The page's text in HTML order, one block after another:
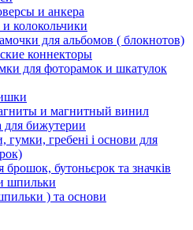
и анкера
колокольчики
для альбомов ( блокнотов)
коннекторы
для фоторамок и шкатулок
и магнитный винил
бижутерии
гребені і основи для
бутоньєрок та значків
шпильки
) та основи